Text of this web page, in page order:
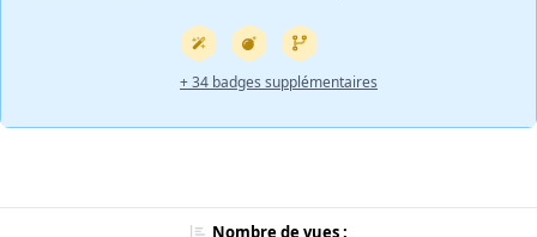
+ 34 badges supplémentaires